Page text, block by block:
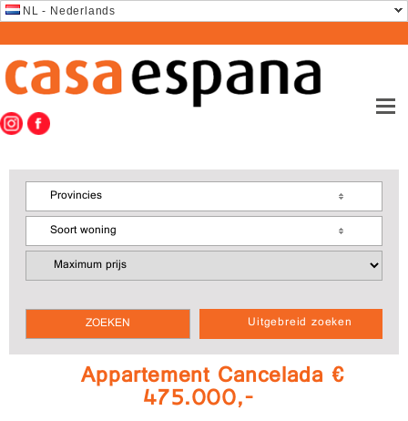
NL - Nederlands
Uitgebreid zoeken
Provincies
Soort woning
Appartement Cancelada €
475.000,-